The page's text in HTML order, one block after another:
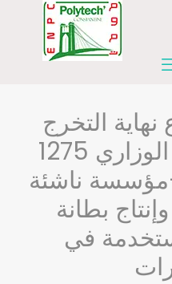
التخرج
في إطار القرار الوزاري 1275
مؤسسة ناشئة
بطانة
في